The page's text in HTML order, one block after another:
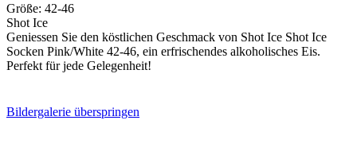
Größe: 42-46
Shot Ice
Geniessen Sie den köstlichen Geschmack von Shot Ice Shot Ice
Socken Pink/White 42-46, ein erfrischendes alkoholisches Eis.
Perfekt für jede Gelegenheit!
Bildergalerie überspringen